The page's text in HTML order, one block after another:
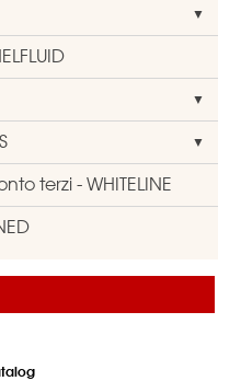
terzi - WHITELINE